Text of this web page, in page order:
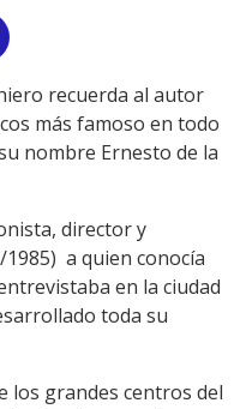
Linkrecuerda al autor
más famoso en todo
nombre Ernesto de la
director y
a quien conocía
en la ciudad
toda su
los grandes centros del